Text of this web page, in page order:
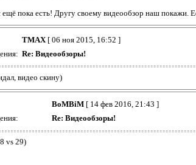
пока есть! Другу своему видеообзор наш покажи.
TMAX [ 06 ноя 2015, 16:52 ]
Re: Видеообзоры!
видео скину)
BoMBiM [ 14 фев 2016, 21:43 ]
Re: Видеообзоры!
vs 29)